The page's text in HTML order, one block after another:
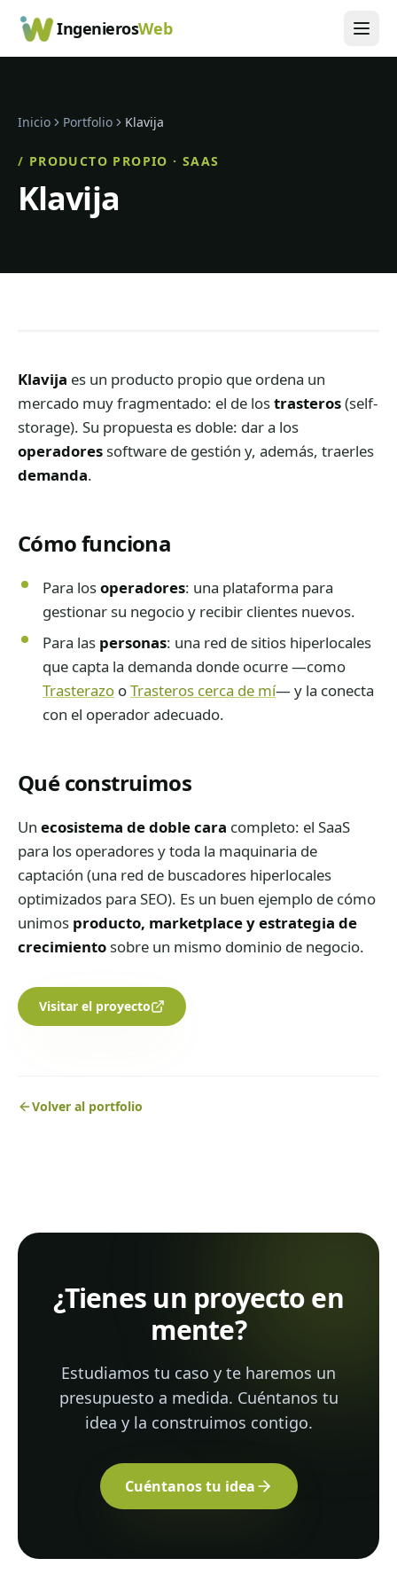
IngenierosWeb
Inicio Portfolio Klavija
/ PRODUCTO PROPIO · SAAS
Klavija
Klavija es un producto propio que ordena un
mercado muy fragmentado: el de lostrasteros(self-
storage). Su propuesta es doble: dar a los
operadores software de gestión y, además, traerles
demanda.
Cómo funciona
Para losoperadores: una plataforma para
gestionar su negocio y recibir clientes nuevos.
Para las personas: una red de sitios hiperlocales
que capta la demanda donde ocurre —como
Trasterazo oTrasteros cerca de mí— y la conecta
con el operador adecuado.
Qué construimos
Un ecosistema de doble cara completo: el SaaS
para los operadores y toda la maquinaria de
captación (una red de buscadores hiperlocales
optimizados para SEO). Es un buen ejemplo de cómo
unimos producto, marketplace y estrategia de
crecimiento sobre un mismo dominio de negocio.
Visitar el proyecto
Volver al portfolio
¿Tienes un proyecto en
mente?
Estudiamos tu caso y te haremos un
presupuesto a medida. Cuéntanos tu
idea y la construimos contigo.
Cuéntanos tu idea